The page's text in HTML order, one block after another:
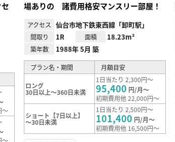
～
～
場ありの 諸費用格安マンスリー部屋！
アクセス 仙台市地下鉄東西線「卸町駅」
間取り 1R 面積 18.23m²
築年数 1988年 5月 築
プラン名・期間 月額目安
ロング
30日以上～360日未満
1日当たり 2,300円～
95,400 円/月～
初期費用他 22,000円～
ショート【7日以上】
～30日未満
1日当たり 2,500円～
101,400 円/月～
初期費用他 16,500円～